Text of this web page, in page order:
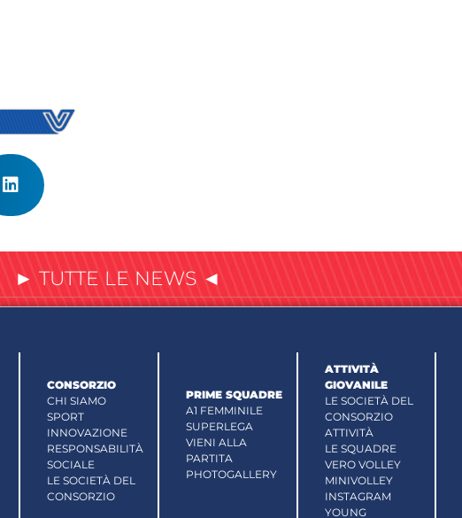
► TUTTE LE NEWS ◄
CONSORZIO
CHI SIAMO
SPORT
INNOVAZIONE
RESPONSABILITÀ
SOCIALE
LE SOCIETÀ DEL
CONSORZIO
PRIME SQUADRE
A1 FEMMINILE
SUPERLEGA
VIENI ALLA
PARTITA
PHOTOGALLERY
ATTIVITÀ
GIOVANILE
LE SOCIETÀ DEL
CONSORZIO
ATTIVITÀ
LE SQUADRE
VERO VOLLEY
MINIVOLLEY
INSTAGRAM
YOUNG